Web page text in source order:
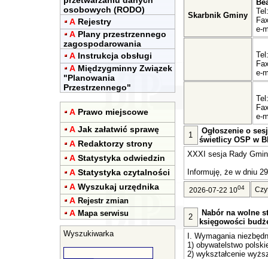
osobowych (RODO)
A Rejestry
A Plany przestrzennego
zagospodarowania
A Instrukcja obsługi
A Międzygminny Związek
"Planowania
Przestrzennego"
A Prawo miejscowe
A Jak załatwić sprawę
A Redaktorzy strony
A Statystyka odwiedzin
A Statystyka czytalności
A Wyszukaj urzędnika
A Rejestr zmian
A Mapa serwisu
Wyszukiwarka
Skarbnik Gminy
e-
Tel:
e-
Tel:
e-
1
Ogłoszenie o
świetlicy OSP w
XXXI sesja Rady
Informuję, że w dniu
2026-07-22 1004
2
Nabór na wolne
księgowości
I. Wymagania
1) obywatelstwo
2) wykształcenie